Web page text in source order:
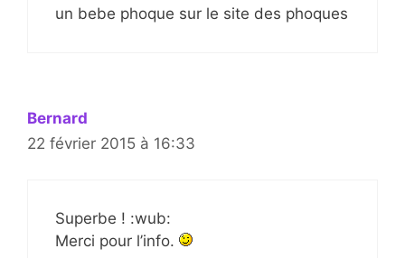
un bebe phoque sur le site des phoques
Bernard
22 février 2015 à 16:33
Superbe ! :wub:
Merci pour l’info.